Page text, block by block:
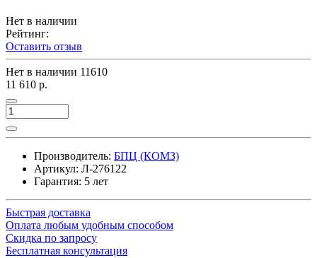
Нет в наличии
Рейтинг:
Оставить отзыв
Нет в наличии 11610
11 610 р.
Производитель: БПЦ (КОМЗ)
Артикул: Л-276122
Гарантия: 5 лет
Быстрая доставка
Оплата любым удобным способом
Скидка по запросу
Бесплатная консультация